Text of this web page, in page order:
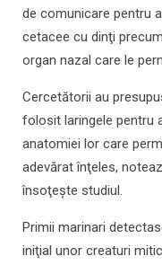
de comunicare pentru
cetacee cu dinţi
organ nazal care le
Cercetătorii au
folosit laringele pentru
anatomiei lor care
adevărat înţeles,
însoţeşte studiul.
Primii marinari
iniţial unor creaturi